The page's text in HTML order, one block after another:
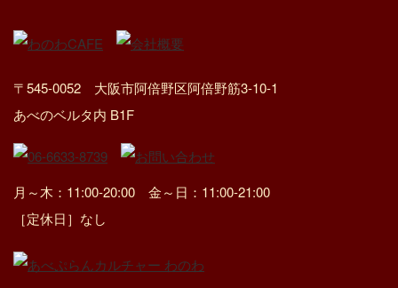
〒545-0052 大阪市阿倍野区阿倍野筋3-10-1
あべのベルタ内 B1F
月～木：11:00-20:00 金～日：11:00-21:00
［定休日］なし